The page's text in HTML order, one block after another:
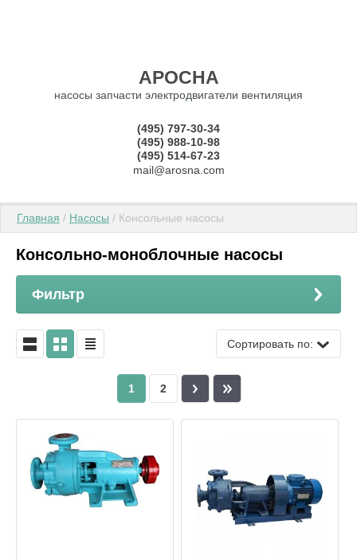
АРОСНА
насосы запчасти электродвигатели вентиляция
(495) 797-30-34
(495) 988-10-98
(495) 514-67-23
mail@arosna.com
Главная / Насосы / Консольные насосы
Консольно‑моноблочные насосы
Фильтр
Сортировать по:
1 2